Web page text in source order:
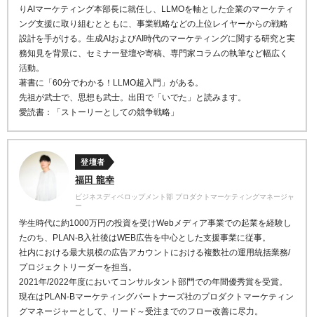
りAIマーケティング本部長に就任し、LLMOを軸とした企業のマーケティ
ング支援に取り組むとともに、事業戦略などの上位レイヤーからの戦略
設計を手がける。生成AIおよびAI時代のマーケティングに関する研究と実
務知見を背景に、セミナー登壇や寄稿、専門家コラムの執筆など幅広く
活動。
著書に「60分でわかる！LLMO超入門」がある。
先祖が武士で、思想も武士。出田で「いでた」と読みます。
愛読書：「ストーリーとしての競争戦略」
登壇者
福田 龍幸
ビジネスディベロップメント部 プロダクトマーケティングマネージャ
ー
学生時代に約1000万円の投資を受けWebメディア事業での起業を経験し
たのち、PLAN-B入社後はWEB広告を中心とした支援事業に従事。
社内における最大規模の広告アカウントにおける複数社の運用統括業務/
プロジェクトリーダーを担当。
2021年/2022年度においてコンサルタント部門での年間優秀賞を受賞。
現在はPLAN-Bマーケティングパートナーズ社のプロダクトマーケティン
グマネージャーとして、リード～受注までのフロー改善に尽力。